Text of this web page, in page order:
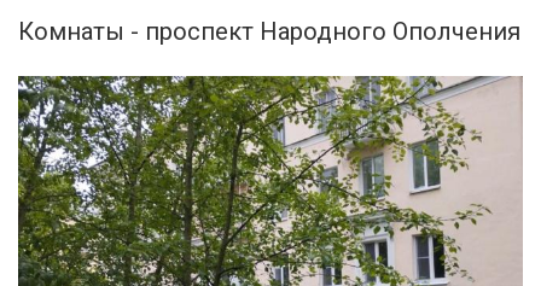
Комнаты - проспект Народного Ополчения